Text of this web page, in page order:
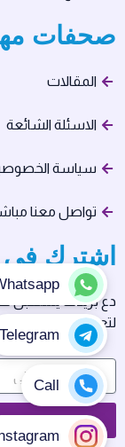
صحفات
المقالات
الاسئلة الشائعة
سياسة
تواصل معنا
اشترك في
دع بريدك يستقبل
لتعيش حياتك